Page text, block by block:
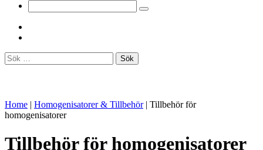
Sök
efter:
Home | Homogenisatorer & Tillbehör | Tillbehör för
homogenisatorer
Tillbehör för homogenisatorer